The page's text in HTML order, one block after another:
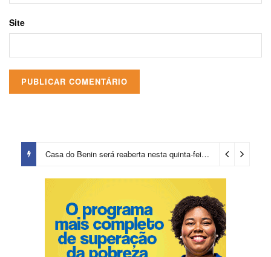
Site
3 dias ago
Prefeitura certifica 4,6 mil trabalhadores pelo programa Treinar para Empregar e realiza Feirão de Empregabilidade